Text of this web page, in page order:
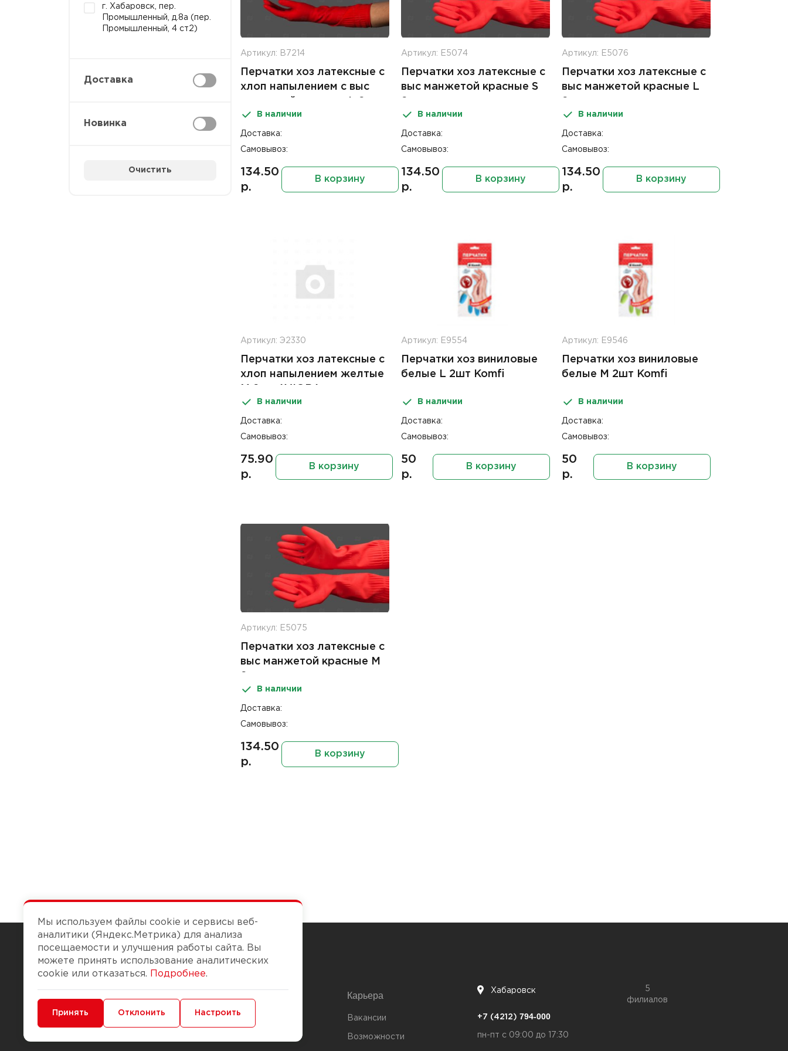
г. Хабаровск, пер.
Промышленный, д.8а (пер.
Промышленный, 4 ст2)
Доставка
Новинка
Очистить
Артикул: В7214
Перчатки хоз латексные с
хлоп напылением с выс
В наличии
Доставка:
Самовывоз:
134.50
р.
В корзину
Артикул: Е5074
Перчатки хоз латексные с
выс манжетой красные S
В наличии
Доставка:
Самовывоз:
134.50
р.
В корзину
Артикул: Е5076
Перчатки хоз латексные с
выс манжетой красные L
В наличии
Доставка:
Самовывоз:
134.50
р.
В корзину
Артикул: Э2330
Перчатки хоз латексные с
хлоп напылением желтые
В наличии
Доставка:
Самовывоз:
75.90
р.
В корзину
Артикул: Е9554
Перчатки хоз виниловые
белые L 2шт Komfi
В наличии
Доставка:
Самовывоз:
50
р.
В корзину
Артикул: Е9546
Перчатки хоз виниловые
белые M 2шт Komfi
В наличии
Доставка:
Самовывоз:
50
р.
В корзину
Артикул: Е5075
Перчатки хоз латексные с
выс манжетой красные M
В наличии
Доставка:
Самовывоз:
134.50
р.
В корзину
Чтобы вам легко работалось
Доставка и оплата
Карьера
Вакансии
Возможности
Хабаровск
5
филиалов
+7 (4212) 794-000
пн-пт с 09:00 до 17:30
Мы используем файлы cookie и сервисы веб-
аналитики (Яндекс.Метрика) для анализа
посещаемости и улучшения работы сайта. Вы
можете принять использование аналитических
cookie или отказаться.
Подробнее.
Минимальные Функциональные/Аналитические
Принять Отклонить Настроить